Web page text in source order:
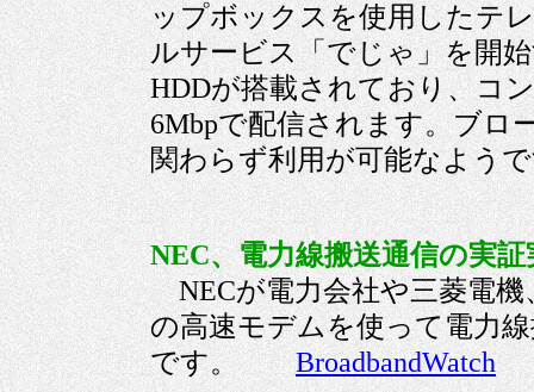
ップボックスを使用したテ
ルサービス「でじゃ」を開
HDDが搭載されており、コ
6Mbpで配信されます。ブロ
関わらず利用が可能なよ
NEC、電力線搬送通信の実
NECが電力会社や三菱電機
の高速モデムを使って電力
です。BroadbandWatch